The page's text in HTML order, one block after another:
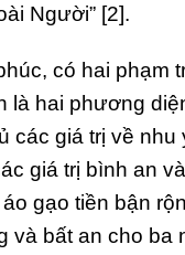
Người” [2].
có hai phạm
là hai phương
các giá trị về
giá trị bình an
gạo tiền bận
và bất an cho